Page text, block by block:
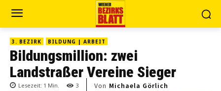
3. BEZIRK BILDUNG | ARBEIT
Bildungsmillion: zwei
Landstraßer Vereine Sieger
Lesezeit: 1 Min. 3 Von Michaela Görlich